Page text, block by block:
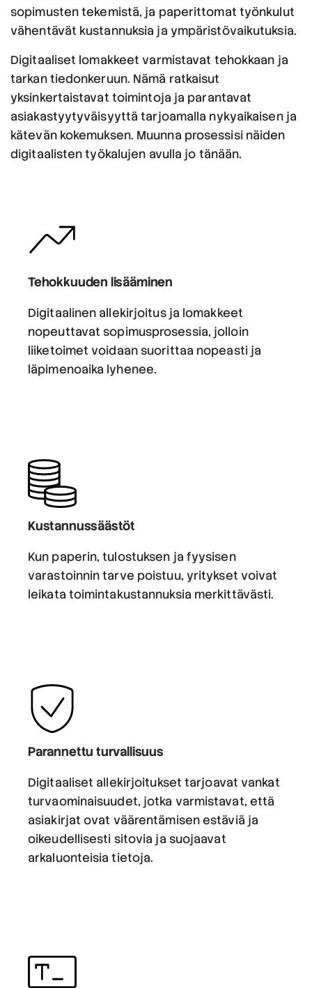
sopimusten tekemistä, ja paperittomat työnkulut
vähentävät kustannuksia ja ympäristövaikutuksia.
Digitaaliset lomakkeet varmistavat tehokkaan ja
tarkan tiedonkeruun. Nämä ratkaisut
yksinkertaistavat toimintoja ja parantavat
asiakastyytyväisyyttä tarjoamalla nykyaikaisen ja
kätevän kokemuksen. Muunna prosessisi näiden
digitaalisten työkalujen avulla jo tänään.
Tehokkuuden lisääminen
Digitaalinen allekirjoitus ja lomakkeet
nopeuttavat sopimusprosessia, jolloin
liiketoimet voidaan suorittaa nopeasti ja
läpimenoaika lyhenee.
Kustannussäästöt
Kun paperin, tulostuksen ja fyysisen
varastoinnin tarve poistuu, yritykset voivat
leikata toimintakustannuksia merkittävästi.
Parannettu turvallisuus
Digitaaliset allekirjoitukset tarjoavat vankat
turvaominaisuudet, jotka varmistavat, että
asiakirjat ovat väärentämisen estäviä ja
oikeudellisesti sitovia ja suojaavat
arkaluonteisia tietoja.